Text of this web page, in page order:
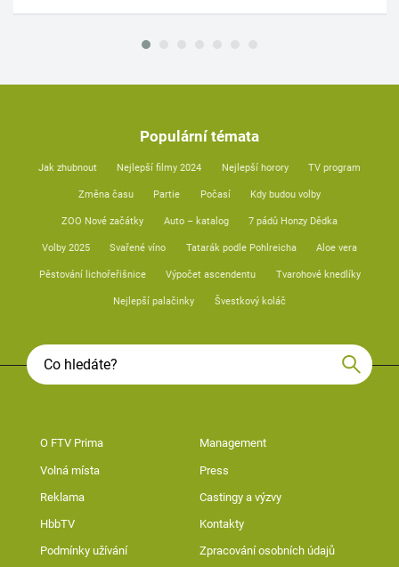
Populární témata
Jak zhubnout Nejlepší filmy 2024 Nejlepší horory TV program
Změna času Partie Počasí Kdy budou volby
ZOO Nové začátky Auto – katalog 7 pádů Honzy Dědka
Volby 2025 Svařené víno Tatarák podle Pohlreicha Aloe vera
Pěstování lichořeřišnice Výpočet ascendentu Tvarohové knedlíky
Nejlepší palačinky Švestkový koláč
O FTV Prima Management
Volná místa Press
Reklama Castingy a výzvy
HbbTV Kontakty
Podmínky užívání Zpracování osobních údajů